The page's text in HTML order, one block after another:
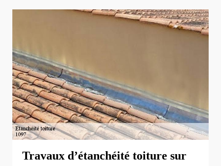
Travaux d’étanchéité toiture sur